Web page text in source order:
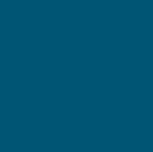
favoris